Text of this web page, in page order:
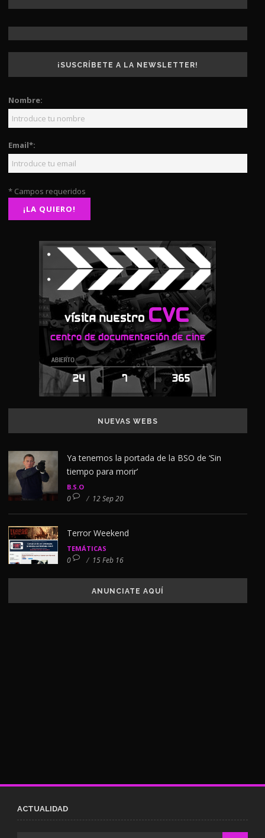
¡SUSCRÍBETE A LA NEWSLETTER!
Nombre:
Email*:
* Campos requeridos
NUEVAS WEBS
Ya tenemos la portada de la BSO de ‘Sin
tiempo para morir’
B.S.O
0 / 12 Sep 20
Terror Weekend
TEMÁTICAS
0 / 15 Feb 16
ANUNCIATE AQUÍ
ACTUALIDAD